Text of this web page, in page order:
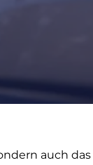
auch